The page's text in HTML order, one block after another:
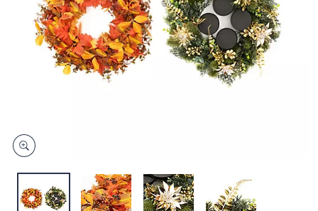
wischen
links
bzw.
diese